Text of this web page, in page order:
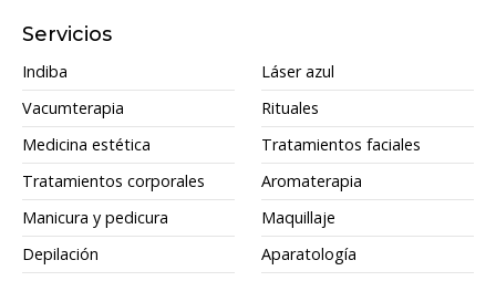
Servicios
Indiba
Láser azul
Vacumterapia
Rituales
Medicina estética
Tratamientos faciales
Tratamientos corporales
Aromaterapia
Manicura y pedicura
Maquillaje
Depilación
Aparatología